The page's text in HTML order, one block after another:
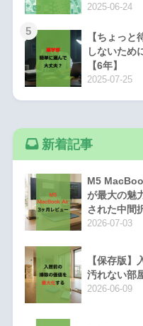
2025-06-24
5
【ちょっ
しないため
【6年】
2025-07-25
新着記事
M5
が最大の魅
された中間
2026-07-03
【保存版
汚れない部
2026-06-09